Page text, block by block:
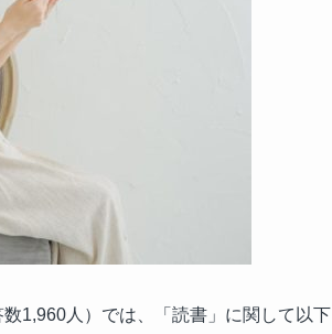
数1,960人）では、「読書」に関して以下